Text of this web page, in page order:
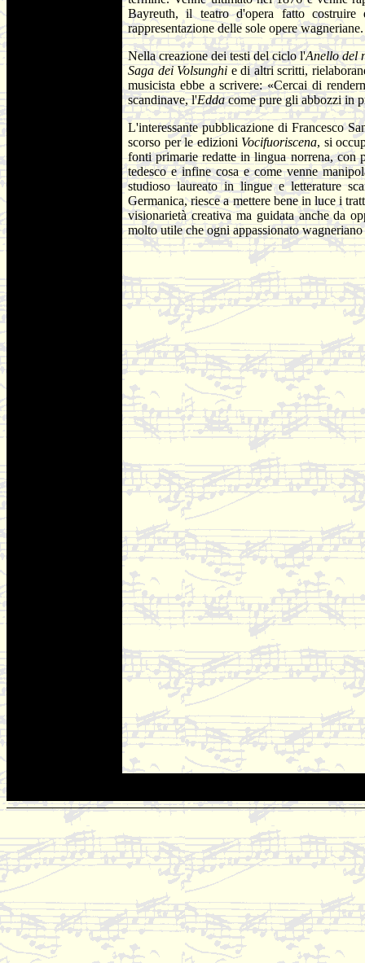
Bayreuth, il teatro d'opera fatto
rappresentazione delle sole opere wagneriane.
Nella creazione dei testi del ciclo l'Anello del
Saga dei Volsunghi e di altri scritti,
musicista ebbe a scrivere: «Cercai di
scandinave, l'Eddacome pure gli abbozzi in
L'interessante pubblicazione di Francesco
scorso per le edizioni Vocifuoriscena, si
fonti primarie redatte in lingua norrena, con
tedesco e infine cosa e come venne
studioso laureato in lingue e letterature
Germanica, riesce a mettere bene in luce i
visionarietà creativa ma guidata anche da
molto utile che ogni appassionato